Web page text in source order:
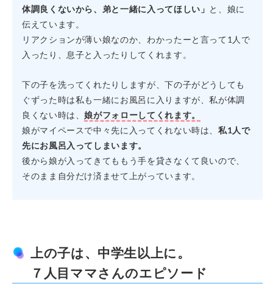
体調良くないから、弟と一緒に入ってほしい」 と、娘に
伝えています。
リアクションが薄い娘なのか、わかったーと言って1人で
入ったり、息子と入ったりしてくれます。
下の子を洗ってくれたりしますが、下の子がどうしても
ぐずった時は私も一緒にお風呂に入りますが、私が体調
良くない時は、娘がフォローしてくれます。
娘がマイペースで中々先に入ってくれない時は、私1人で
先にお風呂入ってしまいます。
後から娘が入ってきてももう手を貸さなくて良いので、
そのまま自分だけ済ませて上がっています。
上の子は、中学生以上に。
７人目ママさんのエピソード